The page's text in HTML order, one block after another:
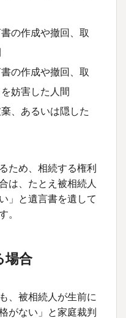
の作成や撤回、取
の作成や撤回、取
妨害した人間
、あるいは隠した
ため、相続する権利
は、たとえ被相続人
」と遺言書を遺して
。
場合
、被相続人が生前に
がない」と家庭裁判